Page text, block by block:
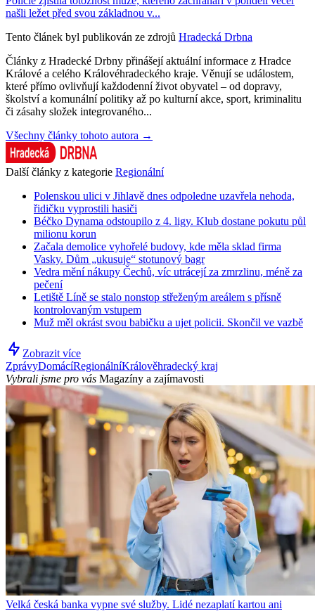
našli ležet před svou základnou v...
Tento článek byl publikován ze zdrojů Hradecká Drbna
Články z Hradecké Drbny přinášejí aktuální informace z Hradce
Králové a celého Královéhradeckého kraje. Věnují se událostem,
které přímo ovlivňují každodenní život obyvatel – od dopravy,
školství a komunální politiky až po kulturní akce, sport, kriminalitu
či zásahy složek integrovaného...
Všechny články tohoto autora →
Další články z kategorie Regionální
Polenskou ulici v Jihlavě dnes odpoledne uzavřela nehoda,
řidičku vyprostili hasiči
Béčko Dynama odstoupilo z 4. ligy. Klub dostane pokutu půl
milionu korun
Začala demolice vyhořelé budovy, kde měla sklad firma
Vasky. Dům „ukusuje“ stotunový bagr
Vedra mění nákupy Čechů, víc utrácejí za zmrzlinu, méně za
pečení
Letiště Líně se stalo nonstop střeženým areálem s přísně
kontrolovaným vstupem
Muž měl okrást svou babičku a ujet policii. Skončil ve vazbě
Zobrazit více
ZprávyDomácíRegionálníKrálověhradecký kraj
Vybrali jsme pro vás Magazíny a zajímavosti
Velká česká banka vypne své služby. Lidé nezaplatí kartou ani